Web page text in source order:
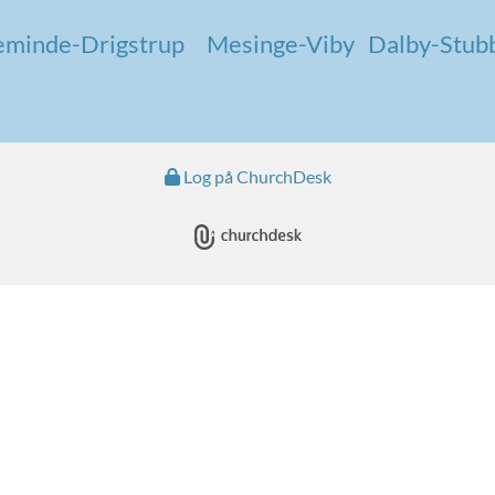
Drigstrup Mesinge-Viby Dalby-
Log på ChurchDesk